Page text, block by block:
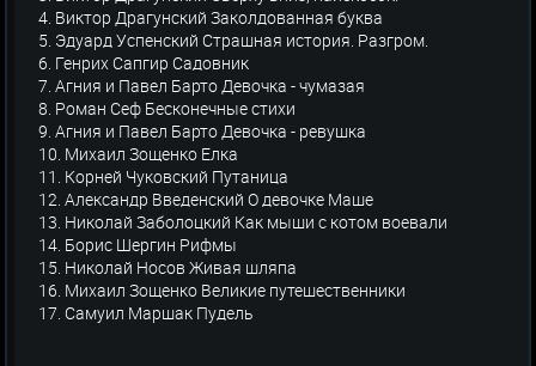
4. Виктор Драгунский Заколдованная буква
5. Эдуард Успенский Страшная история. Разгром.
6. Генрих Сапгир Садовник
7. Агния и Павел Барто Девочка - чумазая
8. Роман Сеф Бесконечные стихи
9. Агния и Павел Барто Девочка - ревушка
10. Михаил Зощенко Елка
11. Корней Чуковский Путаница
12. Александр Введенский О девочке Маше
13. Николай Заболоцкий Как мыши с котом воевали
14. Борис Шергин Рифмы
15. Николай Носов Живая шляпа
16. Михаил Зощенко Великие путешественники
17. Самуил Маршак Пудель